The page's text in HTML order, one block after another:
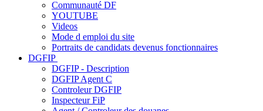
Communauté DF
YOUTUBE
Videos
Mode d emploi du site
Portraits de candidats devenus fonctionnaires
DGFIP
DGFIP - Description
DGFIP Agent C
Controleur DGFIP
Inspecteur FiP